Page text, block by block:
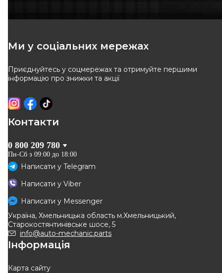
диска (R, правий) Renault
ВІДСУТНІЙ
(заднього) (R) Renault
ВІДСУТНІЙ
NTY
Захист заднього гальмівного
диска (R, правий) Renault
Megane II
Код: HTO-RE-005
ВІДСУТНІЙ
Очікуєм поставку
Ми у соціальних мережах
Приєднуйтесь у соцмережах та отримуйте першими
інформацію про знижки та акції
Контакти
0 800 209 780
Пн-Сб з 09:00 до 18:00
Написати у Telegram
Написати у Viber
Написати у Messenger
Україна, Хмельницька область м.Хмельницький,
Старокостянтинівське шосе, 5
info@auto-mechanic.parts
Інформація
Карта сайту